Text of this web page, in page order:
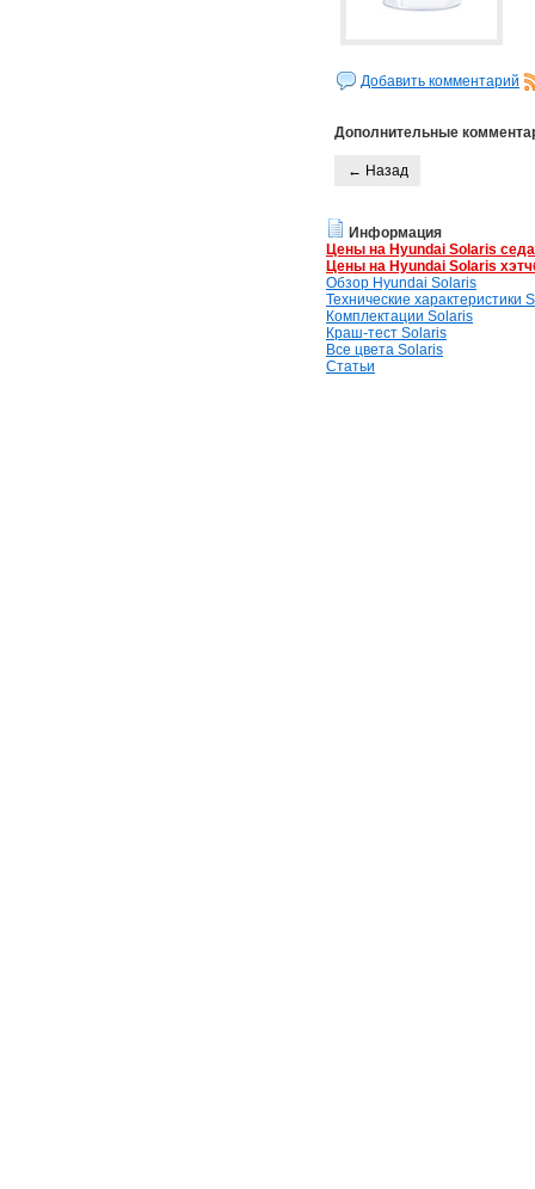
Добавить комментарий
Дополнительные
← Назад
Информация
Цены на Hyundai Solaris
Цены на Hyundai Solaris
Обзор Hyundai Solaris
Технические характеристики
Комплектации Solaris
Краш-тест Solaris
Все цвета Solaris
Статьи